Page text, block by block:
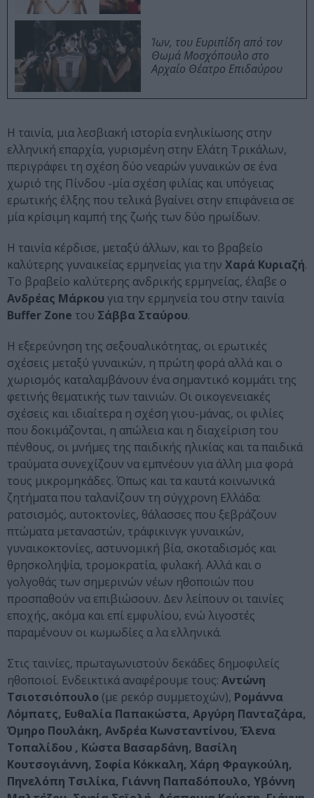
Ίων, του Ευριπίδη από τον
Θωμά Μοσχόπουλο στο
Αρχαίο Θέατρο Επιδαύρου
Η ταινία, μια λεσβιακή ιστορία ενηλικίωσης στην
ελληνική επαρχία, γυρισμένη στην Ελάτη Τρικάλων,
περιγράφει τη σχέση δύο νεαρών γυναικών σε ένα
χωριό της Πίνδου -μία σχέση φιλίας και υπόγειας
ερωτικής έλξης που τελικά βγαίνει στην επιφάνεια σε
μία κρίσιμη καμπή της ζωής των δύο ηρωίδων.
Η ταινία κέρδισε, μεταξύ άλλων, και το βραβείο
καλύτερης γυναικείας ερμηνείας για την Χαρά Κυριαζή.
Το βραβείο καλύτερης ανδρικής ερμηνείας, έλαβε ο
Ανδρέας Μάρκου για την ερμηνεία του στην ταινία
Buffer Zone του Σάββα Σταύρου.
Η εξερεύνηση της σεξουαλικότητας, οι ερωτικές
σχέσεις μεταξύ γυναικών, η πρώτη φορά αλλά και ο
χωρισμός καταλαμβάνουν ένα σημαντικό κομμάτι της
φετινής θεματικής των ταινιών. Οι οικογενειακές
σχέσεις και ιδιαίτερα η σχέση γιου-μάνας, οι φιλίες
που δοκιμάζονται, η απώλεια και η διαχείριση του
πένθους, οι μνήμες της παιδικής ηλικίας και τα παιδικά
τραύματα συνεχίζουν να εμπνέουν για άλλη μια φορά
τους μικρομηκάδες. Όπως και τα καυτά κοινωνικά
ζητήματα που ταλανίζουν τη σύγχρονη Ελλάδα:
ρατσισμός, αυτοκτονίες, θάλασσες που ξεβράζουν
πτώματα μεταναστών, τράφικινγκ γυναικών,
γυναικοκτονίες, αστυνομική βία, σκοταδισμός και
θρησκοληψία, τρομοκρατία, φυλακή. Αλλά και ο
γολγοθάς των σημερινών νέων ηθοποιών που
προσπαθούν να επιβιώσουν. Δεν λείπουν οι ταινίες
εποχής, ακόμα και επί εμφυλίου, ενώ λιγοστές
παραμένουν οι κωμωδίες α λα ελληνικά.
Στις ταινίες, πρωταγωνιστούν δεκάδες δημοφιλείς
ηθοποιοί. Eνδεικτικά αναφέρουμε τους: Αντώνη
Τσιοτσιόπουλο (με ρεκόρ συμμετοχών), Ρομάννα
Λόμπατς, Ευθαλία Παπακώστα, Αργύρη Πανταζάρα,
Όμηρο Πουλάκη, Ανδρέα Κωνσταντίνου, Έλενα
Τοπαλίδου , Κώστα Βασαρδάνη, Βασίλη
Κουτσογιάννη, Σοφία Κόκκαλη, Χάρη Φραγκούλη,
Πηνελόπη Τσιλίκα, Γιάννη Παπαδόπουλο, Υβόννη